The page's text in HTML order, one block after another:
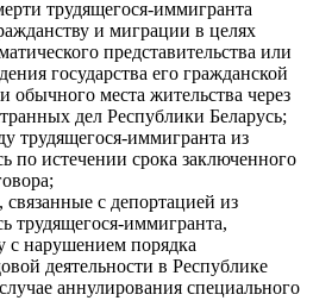
трудящегося-иммигранта
и миграции в целях
представительства или
государства его гражданской
обычного места жительства через
дел Республики Беларусь;
трудящегося-иммигранта из
по истечении срока заключенного
связанные с депортацией из
трудящегося-иммигранта,
с нарушением порядка
деятельности в Республике
аннулирования специального